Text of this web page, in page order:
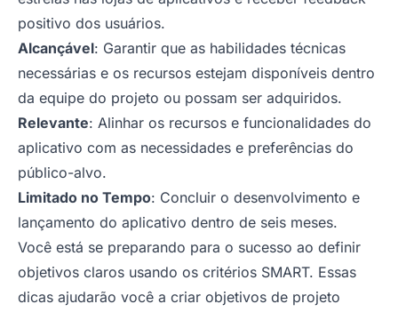
positivo dos usuários.
Alcançável: Garantir que as habilidades técnicas
necessárias e os recursos estejam disponíveis dentro
da equipe do projeto ou possam ser adquiridos.
Relevante: Alinhar os recursos e funcionalidades do
aplicativo com as necessidades e preferências do
público-alvo.
Limitado no Tempo: Concluir o desenvolvimento e
lançamento do aplicativo dentro de seis meses.
Você está se preparando para o sucesso ao definir
objetivos claros usando os critérios SMART. Essas
dicas ajudarão você a criar objetivos de projeto